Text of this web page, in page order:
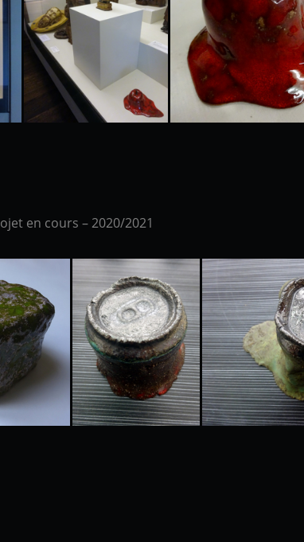
en cours – 2020/2021